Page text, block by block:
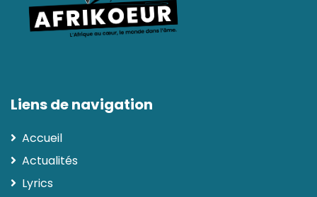
Liens de navigation
Accueil
Actualités
Lyrics